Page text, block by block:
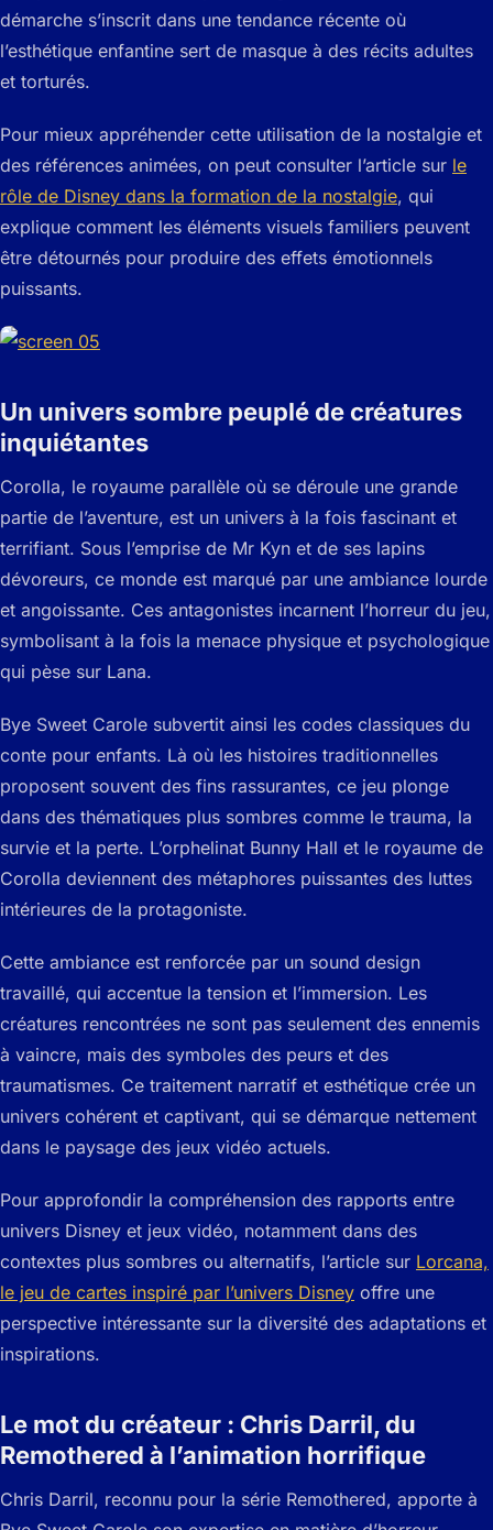
démarche s’inscrit dans une tendance récente où
l’esthétique enfantine sert de masque à des récits adultes
et torturés.
Pour mieux appréhender cette utilisation de la nostalgie et
des références animées, on peut consulter l’article sur le
rôle de Disney dans la formation de la nostalgie, qui
explique comment les éléments visuels familiers peuvent
être détournés pour produire des effets émotionnels
puissants.
Un univers sombre peuplé de créatures
inquiétantes
Corolla, le royaume parallèle où se déroule une grande
partie de l’aventure, est un univers à la fois fascinant et
terrifiant. Sous l’emprise de Mr Kyn et de ses lapins
dévoreurs, ce monde est marqué par une ambiance lourde
et angoissante. Ces antagonistes incarnent l’horreur du jeu,
symbolisant à la fois la menace physique et psychologique
qui pèse sur Lana.
Bye Sweet Carole subvertit ainsi les codes classiques du
conte pour enfants. Là où les histoires traditionnelles
proposent souvent des fins rassurantes, ce jeu plonge
dans des thématiques plus sombres comme le trauma, la
survie et la perte. L’orphelinat Bunny Hall et le royaume de
Corolla deviennent des métaphores puissantes des luttes
intérieures de la protagoniste.
Cette ambiance est renforcée par un sound design
travaillé, qui accentue la tension et l’immersion. Les
créatures rencontrées ne sont pas seulement des ennemis
à vaincre, mais des symboles des peurs et des
traumatismes. Ce traitement narratif et esthétique crée un
univers cohérent et captivant, qui se démarque nettement
dans le paysage des jeux vidéo actuels.
Pour approfondir la compréhension des rapports entre
univers Disney et jeux vidéo, notamment dans des
contextes plus sombres ou alternatifs, l’article sur Lorcana,
le jeu de cartes inspiré par l’univers Disney offre une
perspective intéressante sur la diversité des adaptations et
inspirations.
Le mot du créateur : Chris Darril, du
Remothered à l’animation horrifique
Chris Darril, reconnu pour la série Remothered, apporte à